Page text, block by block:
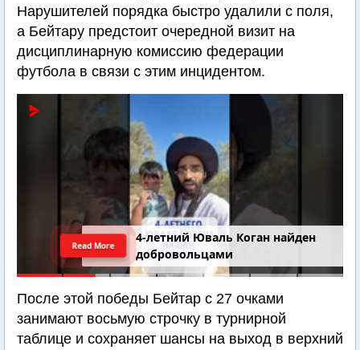
Нарушителей порядка быстро удалили с поля,
а Бейтару предстоит очередной визит на
дисциплинарную комиссию федерации
футбола в связи с этим инцидентом.
4-летний Юваль Коган найден
добровольцами
Read More
После этой победы Бейтар с 27 очками
занимают восьмую строчку в турнирной
таблице и сохраняет шансы на выход в верхний